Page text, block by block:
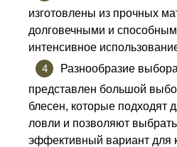
изготовлены из прочных
долговечными и
интенсивное
Разнообразие
представлен большой
блесен, которые подходят
ловли и позволяют
эффективный вариант для